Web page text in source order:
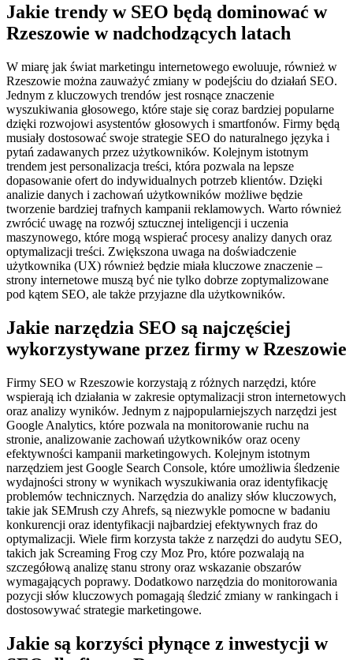
Jakie trendy w SEO będą dominować w
Rzeszowie w nadchodzących latach
W miarę jak świat marketingu internetowego ewoluuje, również w
Rzeszowie można zauważyć zmiany w podejściu do działań SEO.
Jednym z kluczowych trendów jest rosnące znaczenie
wyszukiwania głosowego, które staje się coraz bardziej popularne
dzięki rozwojowi asystentów głosowych i smartfonów. Firmy będą
musiały dostosować swoje strategie SEO do naturalnego języka i
pytań zadawanych przez użytkowników. Kolejnym istotnym
trendem jest personalizacja treści, która pozwala na lepsze
dopasowanie ofert do indywidualnych potrzeb klientów. Dzięki
analizie danych i zachowań użytkowników możliwe będzie
tworzenie bardziej trafnych kampanii reklamowych. Warto również
zwrócić uwagę na rozwój sztucznej inteligencji i uczenia
maszynowego, które mogą wspierać procesy analizy danych oraz
optymalizacji treści. Zwiększona uwaga na doświadczenie
użytkownika (UX) również będzie miała kluczowe znaczenie –
strony internetowe muszą być nie tylko dobrze zoptymalizowane
pod kątem SEO, ale także przyjazne dla użytkowników.
Jakie narzędzia SEO są najczęściej
wykorzystywane przez firmy w Rzeszowie
Firmy SEO w Rzeszowie korzystają z różnych narzędzi, które
wspierają ich działania w zakresie optymalizacji stron internetowych
oraz analizy wyników. Jednym z najpopularniejszych narzędzi jest
Google Analytics, które pozwala na monitorowanie ruchu na
stronie, analizowanie zachowań użytkowników oraz oceny
efektywności kampanii marketingowych. Kolejnym istotnym
narzędziem jest Google Search Console, które umożliwia śledzenie
wydajności strony w wynikach wyszukiwania oraz identyfikację
problemów technicznych. Narzędzia do analizy słów kluczowych,
takie jak SEMrush czy Ahrefs, są niezwykle pomocne w badaniu
konkurencji oraz identyfikacji najbardziej efektywnych fraz do
optymalizacji. Wiele firm korzysta także z narzędzi do audytu SEO,
takich jak Screaming Frog czy Moz Pro, które pozwalają na
szczegółową analizę stanu strony oraz wskazanie obszarów
wymagających poprawy. Dodatkowo narzędzia do monitorowania
pozycji słów kluczowych pomagają śledzić zmiany w rankingach i
dostosowywać strategie marketingowe.
Jakie są korzyści płynące z inwestycji w